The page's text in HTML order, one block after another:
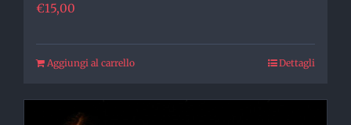
€15,00
Aggiungi al carrello Dettagli